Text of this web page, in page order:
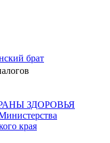
брат
ЗДОРОВЬЯ
края